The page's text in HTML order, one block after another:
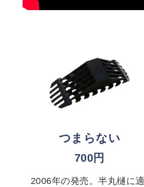
つまらない
700円
2006年の発売。半丸樋に適